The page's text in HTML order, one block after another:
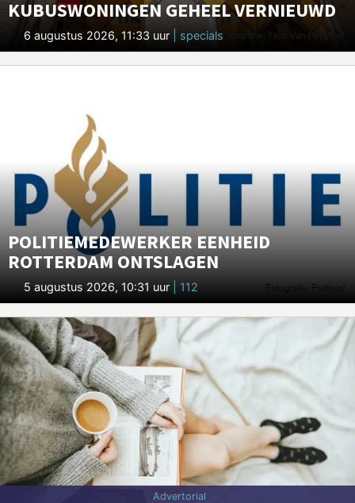
KUBUSWONINGEN GEHEEL VERNIEUWD
6 augustus 2026, 11:33 uur | specials
POLITIEMEDEWERKER EENHEID
ROTTERDAM ONTSLAGEN
5 augustus 2026, 10:31 uur | 112
Advertorial